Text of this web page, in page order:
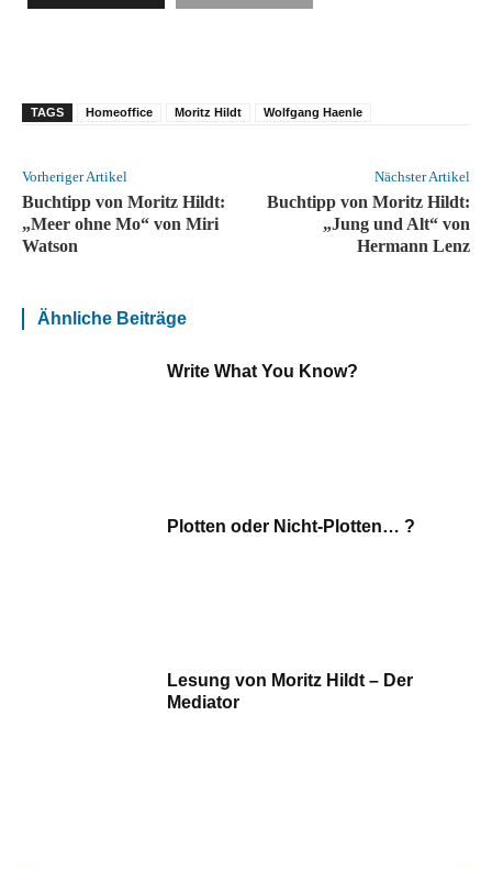
TAGS Homeoffice Moritz Hildt Wolfgang Haenle
Vorheriger Artikel
Buchtipp von Moritz Hildt:
„Meer ohne Mo“ von Miri
Watson
Nächster Artikel
Buchtipp von Moritz Hildt:
„Jung und Alt“ von
Hermann Lenz
Ähnliche Beiträge
Write What You Know?
Plotten oder Nicht-Plotten… ?
Lesung von Moritz Hildt – Der
Mediator